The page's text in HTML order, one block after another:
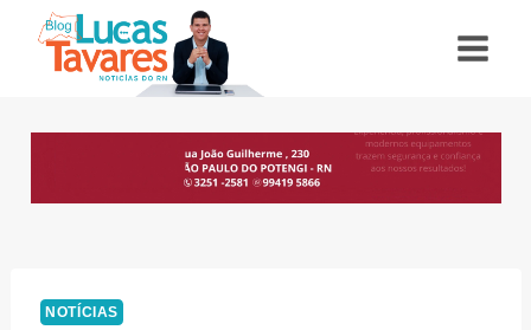
NOTÍCIAS